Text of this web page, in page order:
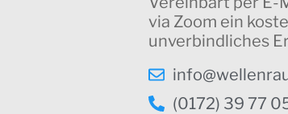
via Zoom ein
unverbindliches
(0172) 39 77